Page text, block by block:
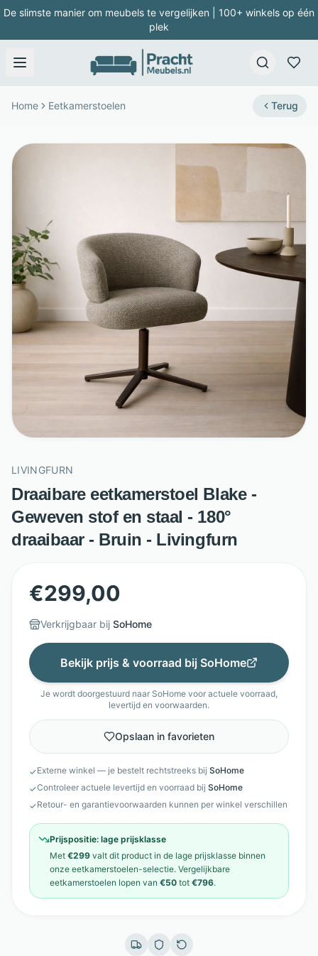
De slimste manier om meubels te vergelijken | 100+ winkels op één
plek
Home Eetkamerstoelen Terug
LIVINGFURN
Draaibare eetkamerstoel Blake -
Geweven stof en staal - 180°
draaibaar - Bruin - Livingfurn
€299,00
Verkrijgbaar bij SoHome
Bekijk prijs & voorraad bij SoHome
Je wordt doorgestuurd naar SoHome voor actuele voorraad,
levertijd en voorwaarden.
Opslaan in favorieten
✓Externe winkel — je bestelt rechtstreeks bij SoHome
✓Controleer actuele levertijd en voorraad bij SoHome
✓Retour- en garantievoorwaarden kunnen per winkel verschillen
Prijspositie: lage prijsklasse
Met €299 valt dit product in de lage prijsklasse binnen
onze eetkamerstoelen-selectie. Vergelijkbare
eetkamerstoelen lopen van €50 tot €796.